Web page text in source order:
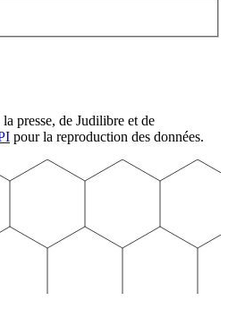
presse, de Judilibre et de
pour la reproduction des données.